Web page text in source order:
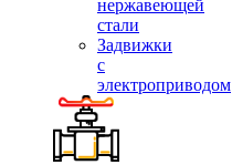
нержавеющей
стали
Задвижки
с
электроприводом